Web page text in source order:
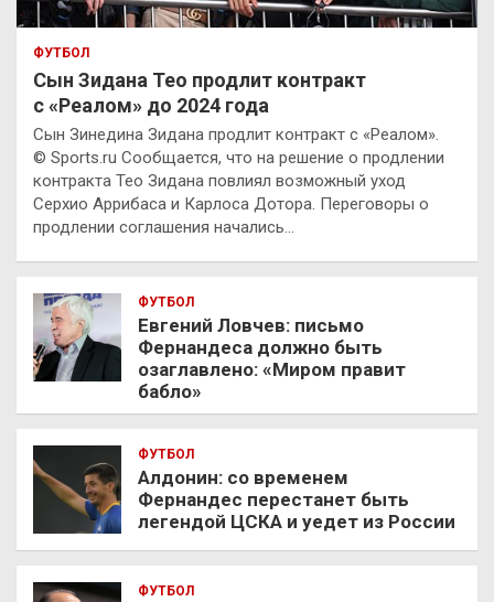
ФУТБОЛ
Сын Зидана Тео продлит контракт
с «Реалом» до 2024 года
Сын Зинедина Зидана продлит контракт с «Реалом».
© Sports.ru Сообщается, что на решение о продлении
контракта Тео Зидана повлиял возможный уход
Серхио Аррибаса и Карлоса Дотора. Переговоры о
продлении соглашения начались…
ФУТБОЛ
Евгений Ловчев: письмо
Фернандеса должно быть
озаглавлено: «Миром правит
бабло»
ФУТБОЛ
Алдонин: со временем
Фернандес перестанет быть
легендой ЦСКА и уедет из России
ФУТБОЛ